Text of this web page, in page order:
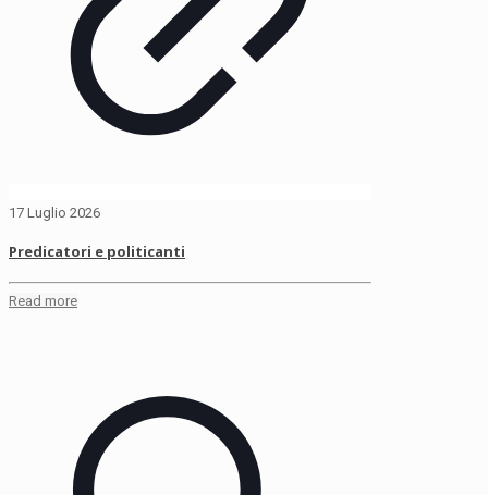
17 Luglio 2026
Predicatori e politicanti
Read more